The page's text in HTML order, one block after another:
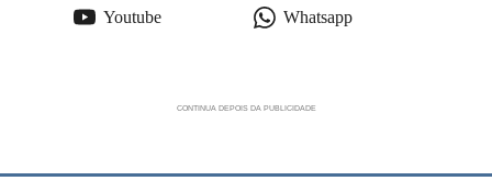
Youtube Whatsapp